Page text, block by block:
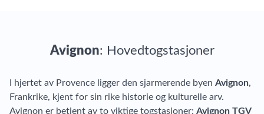
Avignon: Hovedtogstasjoner
I hjertet av Provence ligger den sjarmerende byen Avignon,
Frankrike, kjent for sin rike historie og kulturelle arv.
Avignon er betjent av to viktige togstasjoner: Avignon TGV